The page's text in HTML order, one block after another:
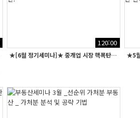
120:00
★[6월 정기세미나]★ 중개업 시장 핵폭탄! "근로기준법", "동업" 세미나